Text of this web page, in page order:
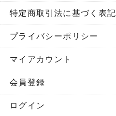
特定商取引法に基づく表記
プライバシーポリシー
マイアカウント
会員登録
ログイン